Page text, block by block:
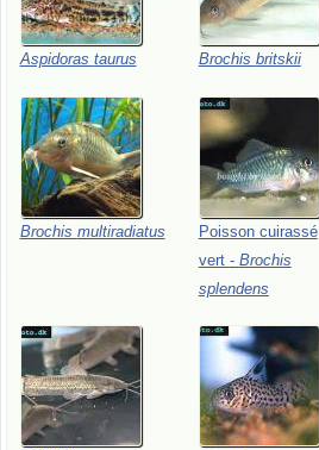
Aspidoras taurus Brochis britskii
Brochis multiradiatus Poisson cuirassé
vert - Brochis
splendens